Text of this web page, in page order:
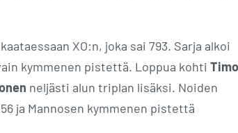
XO:n, joka sai 793. Sarja alkoi
kymmenen pistettä. Loppua kohti Timo
neljästi alun triplan lisäksi. Noiden
ja Mannosen kymmenen pistettä